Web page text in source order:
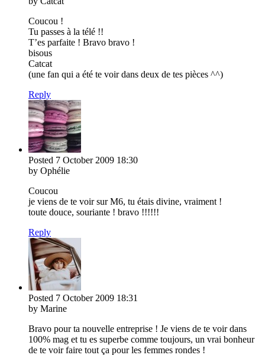
Coucou !
Tu passes à la télé !!
T’es parfaite ! Bravo bravo !
bisous
Catcat
(une fan qui a été te voir dans deux de tes pièces ^^)
Reply
Posted 7 October 2009 18:30
by Ophélie
Coucou
je viens de te voir sur M6, tu étais divine, vraiment !
toute douce, souriante ! bravo !!!!!!
Reply
Posted 7 October 2009 18:31
by Marine
Bravo pour ta nouvelle entreprise ! Je viens de te voir dans
100% mag et tu es superbe comme toujours, un vrai bonheur
de te voir faire tout ça pour les femmes rondes !